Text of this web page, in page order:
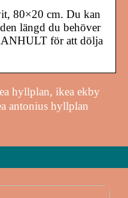
80×20 cm. Du kan
längd du behöver
för att dölja
hyllplan, ikea ekby
antonius hyllplan